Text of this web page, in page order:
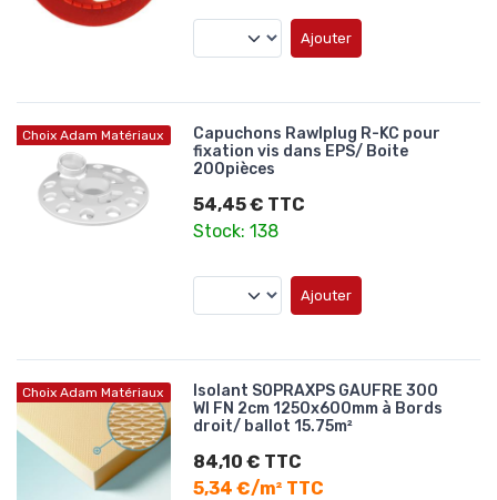
Ajouter
Choix Adam Matériaux
Capuchons Rawlplug R-KC pour
fixation vis dans EPS/ Boite
200pièces
54,45 € TTC
Stock: 138
Ajouter
Choix Adam Matériaux
Isolant SOPRAXPS GAUFRE 300
WI FN 2cm 1250x600mm à Bords
droit/ ballot 15.75m²
84,10 € TTC
5,34 €/m² TTC